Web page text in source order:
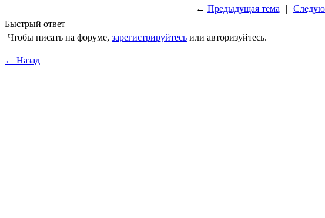
← Предыдущая тема |
Быстрый ответ
Чтобы писать на форуме, зарегистрируйтесь или авторизуйтесь.
← Назад